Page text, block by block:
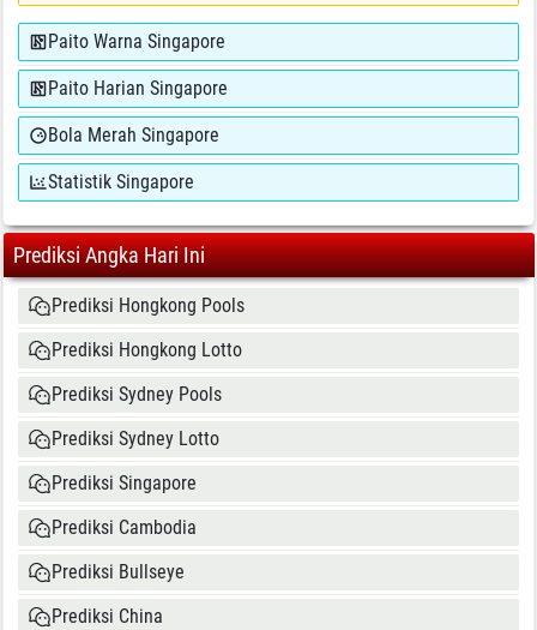
Paito Warna Singapore
Paito Harian Singapore
Bola Merah Singapore
Statistik Singapore
Prediksi Angka Hari Ini
Prediksi Hongkong Pools
Prediksi Hongkong Lotto
Prediksi Sydney Pools
Prediksi Sydney Lotto
Prediksi Singapore
Prediksi Cambodia
Prediksi Bullseye
Prediksi China